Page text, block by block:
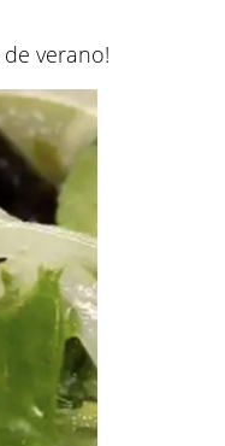
de verano!